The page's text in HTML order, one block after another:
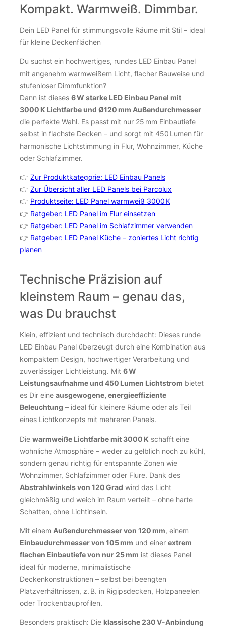
Kompakt. Warmweiß. Dimmbar.
Dein LED Panel für stimmungsvolle Räume mit Stil – ideal
für kleine Deckenflächen
Du suchst ein hochwertiges, rundes LED Einbau Panel
mit angenehm warmweißem Licht, flacher Bauweise und
stufenloser Dimmfunktion?
Dann ist dieses 6 W starke LED Einbau Panel mit
3000 K Lichtfarbe und Ø120 mm Außendurchmesser
die perfekte Wahl. Es passt mit nur 25 mm Einbautiefe
selbst in flachste Decken – und sorgt mit 450 Lumen für
harmonische Lichtstimmung in Flur, Wohnzimmer, Küche
oder Schlafzimmer.
👉 Zur Produktkategorie: LED Einbau Panels
👉 Zur Übersicht aller LED Panels bei Parcolux
👉 Produktseite: LED Panel warmweiß 3000 K
👉 Ratgeber: LED Panel im Flur einsetzen
👉 Ratgeber: LED Panel im Schlafzimmer verwenden
👉 Ratgeber: LED Panel Küche – zoniertes Licht richtig
planen
Technische Präzision auf
kleinstem Raum – genau das,
was Du brauchst
Klein, effizient und technisch durchdacht: Dieses runde
LED Einbau Panel überzeugt durch eine Kombination aus
kompaktem Design, hochwertiger Verarbeitung und
zuverlässiger Lichtleistung. Mit 6 W
Leistungsaufnahme und 450 Lumen Lichtstrom bietet
es Dir eine ausgewogene, energieeffiziente
Beleuchtung – ideal für kleinere Räume oder als Teil
eines Lichtkonzepts mit mehreren Panels.
Die warmweiße Lichtfarbe mit 3000 K schafft eine
wohnliche Atmosphäre – weder zu gelblich noch zu kühl,
sondern genau richtig für entspannte Zonen wie
Wohnzimmer, Schlafzimmer oder Flure. Dank des
Abstrahlwinkels von 120 Grad wird das Licht
gleichmäßig und weich im Raum verteilt – ohne harte
Schatten, ohne Lichtinseln.
Mit einem Außendurchmesser von 120 mm, einem
Einbaudurchmesser von 105 mm und einer extrem
flachen Einbautiefe von nur 25 mm ist dieses Panel
ideal für moderne, minimalistische
Deckenkonstruktionen – selbst bei beengten
Platzverhältnissen, z. B. in Rigipsdecken, Holzpaneelen
oder Trockenbauprofilen.
Besonders praktisch: Die klassische 230 V-Anbindung